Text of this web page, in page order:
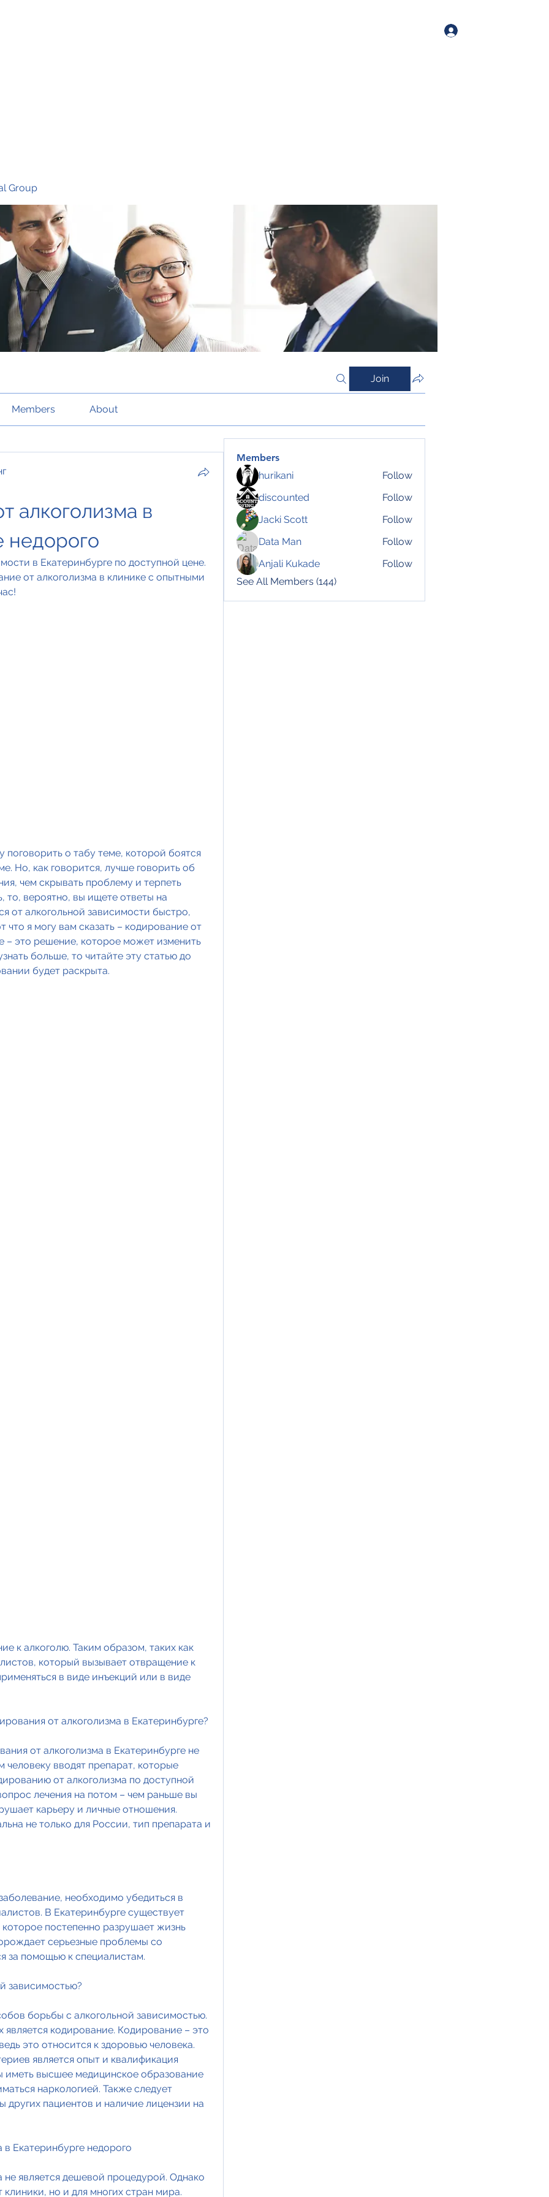
Group
Join
Members About
алкоголизма в
недорого
в Екатеринбурге по доступной цене.
от алкоголизма в клинике с опытными
поговорить о табу теме, которой боятся
Но, как говорится, лучше говорить об
чем скрывать проблему и терпеть
то, вероятно, вы ищете ответы на
от алкогольной зависимости быстро,
что я могу вам сказать – кодирование от
– это решение, которое может изменить
больше, то читайте эту статью до
будет раскрыта.
который вызывает отвращение к
в виде инъекций или в виде
от алкоголизма в Екатеринбурге?
от алкоголизма в Екатеринбурге не
вводят препарат, которые
от алкоголизма по доступной
лечения на потом – чем раньше вы
карьеру и личные отношения.
не только для России, тип препарата и
необходимо убедиться в
В Екатеринбурге существует
постепенно разрушает жизнь
серьезные проблемы со
за помощью к специалистам.
зависимостью?
борьбы с алкогольной зависимостью.
кодирование. Кодирование – это
это относится к здоровью человека.
является опыт и квалификация
иметь высшее медицинское образование
наркологией. Также следует
других пациентов и наличие лицензии на
Екатеринбурге недорого
не является дешевой процедурой. Однако
но и для многих стран мира.
Members
hurikani
Follow
discounted
Follow
Jacki Scott
Follow
Data Man
Follow
Anjali Kukade
Follow
See All Members (144)